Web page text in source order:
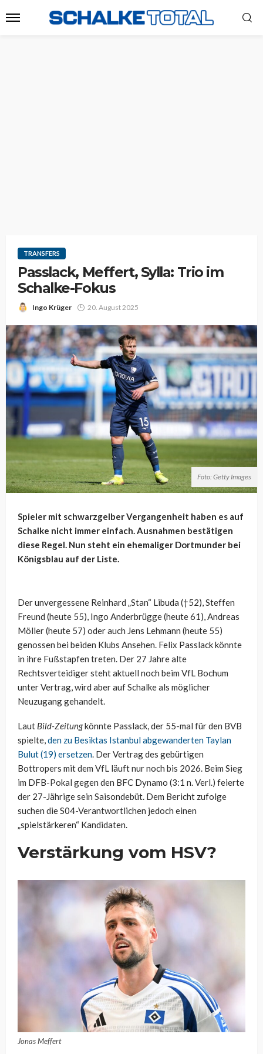
TRANSFERS
Passlack, Meffert, Sylla: Trio im
Schalke-Fokus
Ingo Krüger 20. August 2025
Foto: Getty Images
Spieler mit schwarzgelber Vergangenheit haben es auf
Schalke nicht immer einfach. Ausnahmen bestätigen
diese Regel. Nun steht ein ehemaliger Dortmunder bei
Königsblau auf der Liste.
Der unvergessene Reinhard „Stan“ Libuda (†52), Steffen
Freund (heute 55), Ingo Anderbrügge (heute 61), Andreas
Möller (heute 57) oder auch Jens Lehmann (heute 55)
genossen bei beiden Klubs Ansehen. Felix Passlack könnte
in ihre Fußstapfen treten. Der 27 Jahre alte
Rechtsverteidiger steht aktuell noch beim VfL Bochum
unter Vertrag, wird aber auf Schalke als möglicher
Neuzugang gehandelt.
Laut Bild-Zeitungkönnte Passlack, der 55-mal für den BVB
spielte,den zu Besiktas Istanbul abgewanderten Taylan
Bulut (19) ersetzen. Der Vertrag des gebürtigen
Bottropers mit dem VfL läuft nur noch bis 2026. Beim Sieg
im DFB-Pokal gegen den BFC Dynamo (3:1 n. Verl.) feierte
der 27-Jährige sein Saisondebüt. Dem Bericht zufolge
suchen die S04-Verantwortlichen jedoch einen
„spielstärkeren“ Kandidaten.
Verstärkung vom HSV?
Jonas Meffert